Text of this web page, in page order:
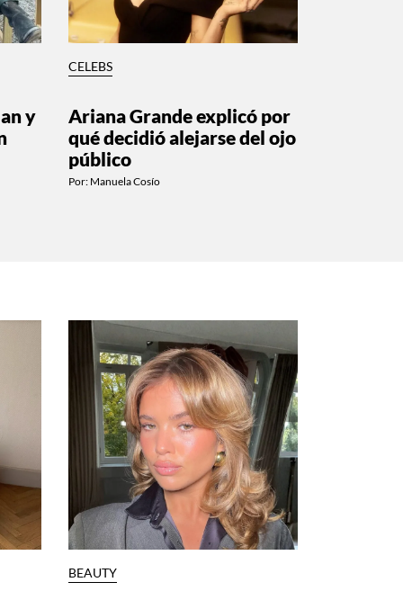
y
CELEBS
Ariana Grande explicó por
qué decidió alejarse del ojo
público
Por: Manuela Cosío
BEAUTY